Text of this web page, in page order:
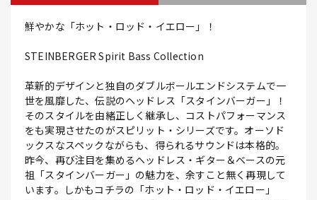
鮮やかな「ホット・ロッド・イエロー」！
STEINBERGER Spirit Bass Collection
革新的デザインと独自のダブルボールエンドシステムで一
世を風靡した、伝説のヘッドレス「スタインバーガー」！
そのスタイルを由緒正しく継承し、コストパフォーマンス
をも実現させたのがスピリット・シリーズです。オーソド
ックスなスペックながらも、得られるサウンドは本格的。
昨今、再び注目を集めるヘッドレス・ギター＆ベースの元
祖「スタインバーガー」の魅力を、余すこと無く再現して
います。しかもコチラの「ホット・ロッド・イエロー」